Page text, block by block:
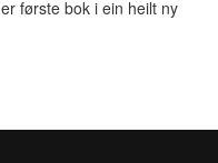
første bok i ein heilt ny